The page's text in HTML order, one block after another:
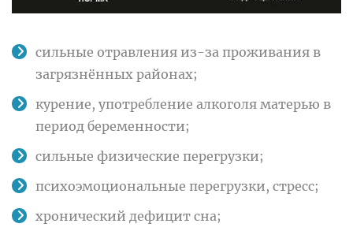
сильные отравления из-за проживания в
загрязнённых районах;
курение, употребление алкоголя матерью в
период беременности;
сильные физические перегрузки;
психоэмоциональные перегрузки, стресс;
хронический дефицит сна;